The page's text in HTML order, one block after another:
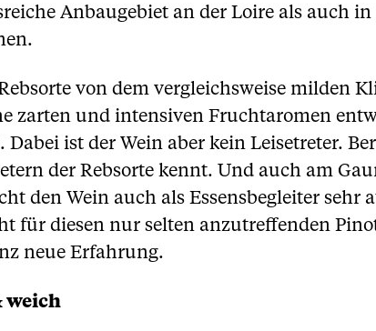
Anbaugebiet an der Loire als auch
von dem vergleichsweise milden
zarten und intensiven Fruchtaromen
ist der Wein aber kein Leisetreter.
der Rebsorte kennt. Und auch am
den Wein auch als Essensbegleiter sehr
für diesen nur selten anzutreffenden
neue Erfahrung.
weich